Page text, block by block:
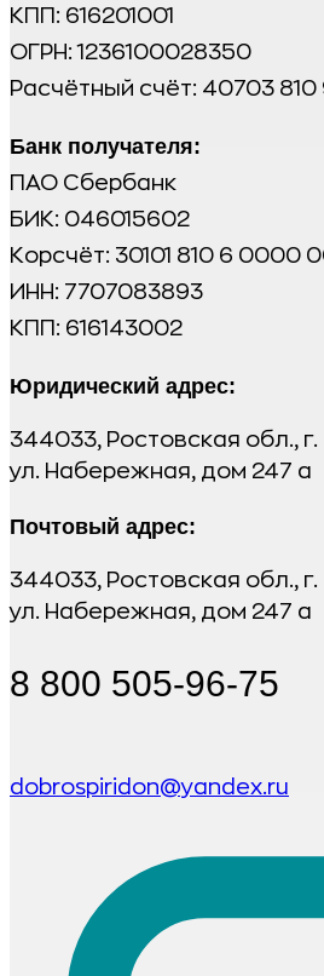
КПП: 616201001
ОГРН: 1236100028350
Расчётный счёт: 40703
Банк получателя:
ПАО Сбербанк
БИК: 046015602
Корсчёт: 30101 810 6 0000
ИНН: 7707083893
КПП: 616143002
Юридический адрес:
344033, Ростовская обл.,
ул. Набережная, дом 247 а
Почтовый адрес:
344033, Ростовская обл.,
ул. Набережная, дом 247 а
8 800 505-96-75
dobrospiridon@yandex.ru